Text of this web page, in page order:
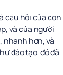
câu hỏi của con
và của người
nhanh hơn, và
đào tạo, đó đã